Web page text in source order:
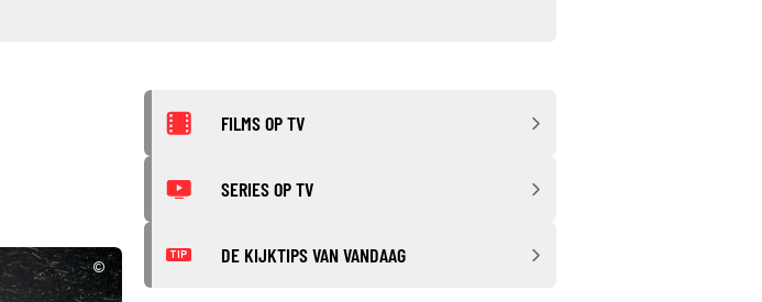
©
FILMS OP TV
SERIES OP TV
TIP DE KIJKTIPS VAN VANDAAG